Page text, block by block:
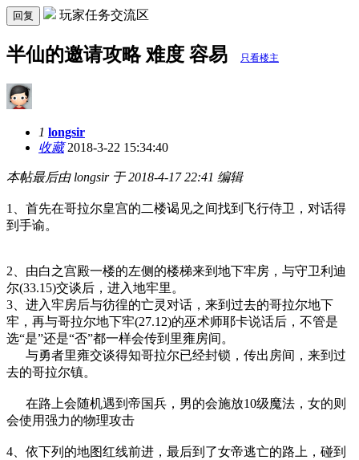
回复 玩家任务交流区
半仙的邀请攻略 难度 容易 只看楼主
1 longsir
收藏2018-3-22 15:34:40
本帖最后由 longsir 于 2018-4-17 22:41 编辑
1、首先在哥拉尔皇宫的二楼谒见之间找到飞行侍卫，对话得
到手谕。
2、由白之宫殿一楼的左侧的楼梯来到地下牢房，与守卫利迪
尔(33.15)交谈后，进入地牢里。
3、进入牢房后与彷徨的亡灵对话，来到过去的哥拉尔地下
牢，再与哥拉尔地下牢(27.12)的巫术师耶卡说话后，不管是
选“是”还是“否”都一样会传到里雍房间。
与勇者里雍交谈得知哥拉尔已经封锁，传出房间，来到过
去的哥拉尔镇。
在路上会随机遇到帝国兵，男的会施放10级魔法，女的则
会使用强力的物理攻击
4、依下列的地图红线前进，最后到了女帝逃亡的路上，碰到